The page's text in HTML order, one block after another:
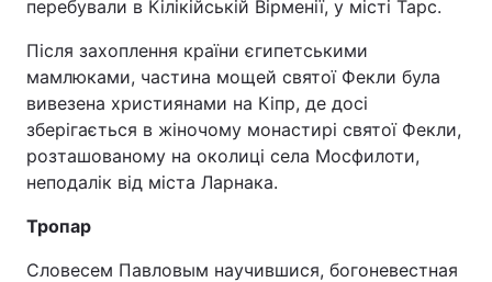
перебували в Кілікійській Вірменії, у місті Тарс.
Після захоплення країни єгипетськими
мамлюками, частина мощей святої Фекли була
вивезена християнами на Кіпр, де досі
зберігається в жіночому монастирі святої Фекли,
розташованому на околиці села Мосфилоти,
неподалік від міста Ларнака.
Тропар
Словесем Павловым научившися, богоневестная